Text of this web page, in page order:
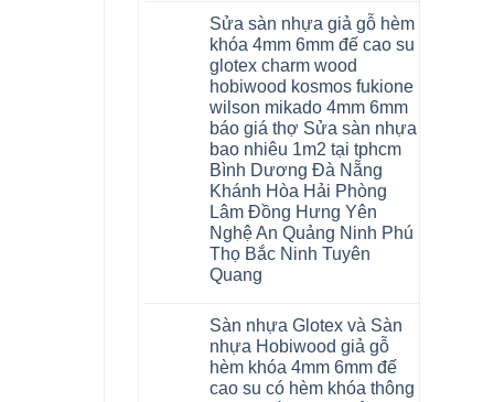
bình
luận
ở
Sàn
gỗ
AURUM
Floor
Báo
giá
Sàn
gỗ
AURUM
Floor
nhập
khẩu
Malaysia
RUM
14
AI
13
RUM
AI
35
36
Sửa sàn nhựa giả gỗ hèm
khóa 4mm 6mm đế cao su
glotex charm wood
hobiwood kosmos fukione
wilson mikado 4mm 6mm
báo giá thợ Sửa sàn nhựa
bao nhiêu 1m2 tại tphcm
Bình Dương Đà Nẵng
Khánh Hòa Hải Phòng
Lâm Đồng Hưng Yên
Nghệ An Quảng Ninh Phú
Thọ Bắc Ninh Tuyên
Quang
bình
luận
ở
Sửa
sàn
nhựa
Sàn nhựa Glotex và Sàn
nhựa Hobiwood giả gỗ
hèm khóa 4mm 6mm đế
cao su có hèm khóa thông